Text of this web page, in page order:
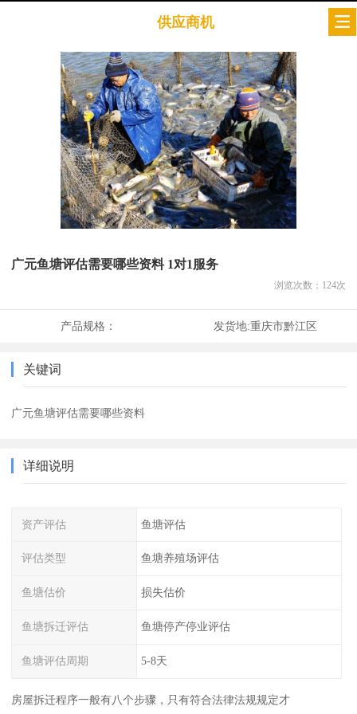
供应商机
广元鱼塘评估需要哪些资料 1对1服务
浏览次数： 124次
产品规格： 发货地:重庆市黔江区
关键词
广元鱼塘评估需要哪些资料
详细说明
资产评估 鱼塘评估
评估类型 鱼塘养殖场评估
鱼塘估价 损失估价
鱼塘拆迁评估 鱼塘停产停业评估
鱼塘评估周期 5-8天
房屋拆迁程序一般有八个步骤，只有符合法律法规规定才